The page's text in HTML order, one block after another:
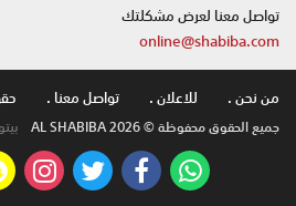
تواصل معنا لعرض مشكلتك
online@shabiba.com
من نحن .
للاعلان . تواصل معنا .
جميع الحقوق محفوظة © AL SHABIBA 2026